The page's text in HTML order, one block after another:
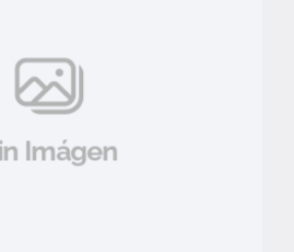
Imágen